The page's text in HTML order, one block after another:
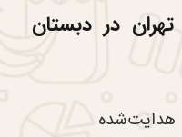
تهران در دبستان
هدایت‌شده